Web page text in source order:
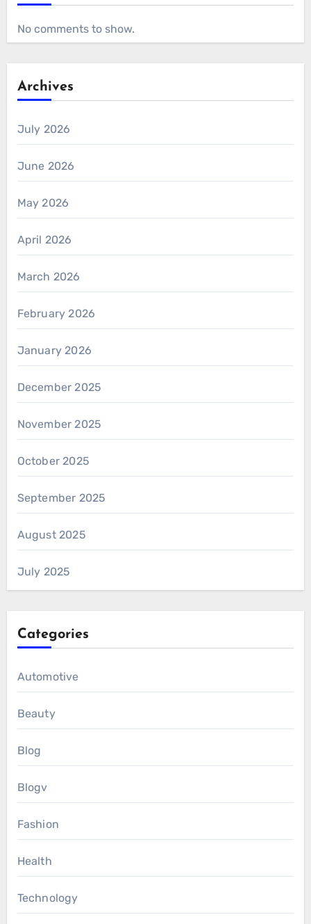
No comments to show.
Archives
July 2026
June 2026
May 2026
April 2026
March 2026
February 2026
January 2026
December 2025
November 2025
October 2025
September 2025
August 2025
July 2025
Categories
Automotive
Beauty
Blog
Blogv
Fashion
Health
Technology